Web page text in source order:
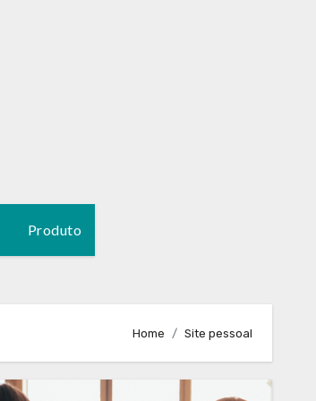
Produto
Home Site pessoal